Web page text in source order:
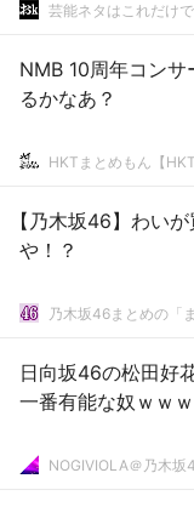
芸能ネタはこれだけで
NMB 10周年コンサ
るかなあ？
HKTまとめもん【
【乃木坂46】わい
や！？
乃木坂46まとめの「ま
日向坂46の松田好
一番有能な奴ｗｗ
NOGIVIOLA＠乃木坂